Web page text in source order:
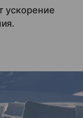
ускорение